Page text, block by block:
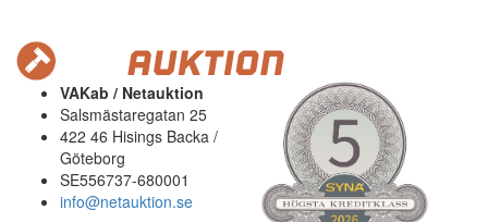
VAKab / Netauktion
Salsmästaregatan 25
422 46 Hisings Backa /
Göteborg
SE556737-680001
info@netauktion.se